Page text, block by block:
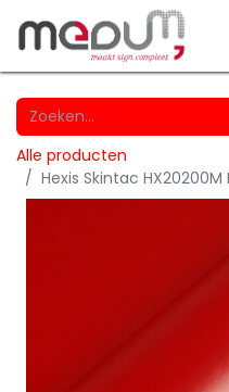
Alle producten
Hexis Skintac